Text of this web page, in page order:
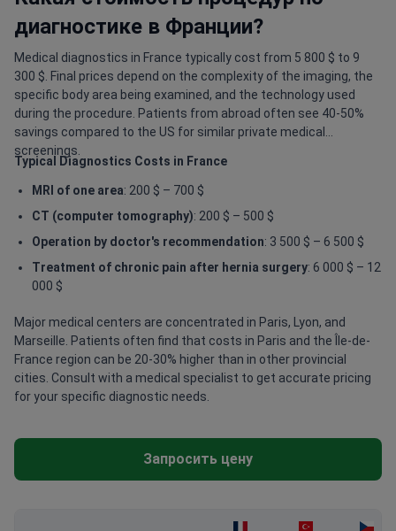
диагностике в Франции?
Medical diagnostics in France typically cost from 5 800 $ to 9
300 $. Final prices depend on the complexity of the imaging, the
specific body area being examined, and the technology used
during the procedure. Patients from abroad often see 40-50%
savings compared to the US for similar private medical
screenings.
Typical Diagnostics Costs in France
MRI of one area: 200 $ – 700 $
CT (computer tomography): 200 $ – 500 $
Operation by doctor's recommendation: 3 500 $ – 6 500 $
Treatment of chronic pain after hernia surgery: 6 000 $ – 12
000 $
Major medical centers are concentrated in Paris, Lyon, and
Marseille. Patients often find that costs in Paris and the Île-de-
France region can be 20-30% higher than in other provincial
cities. Consult with a medical specialist to get accurate pricing
for your specific diagnostic needs.
Запросить цену